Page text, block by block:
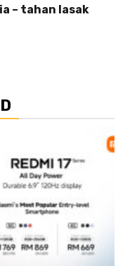
– tahan lasak